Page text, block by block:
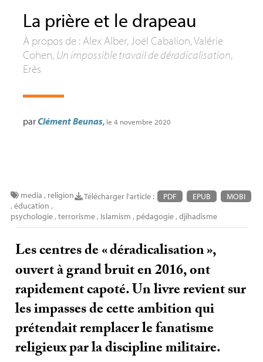
La prière et le drapeau
À propos de : Alex Alber, Joël Cabalion, Valérie
Cohen, Un impossible travail de déradicalisation,
Erès
parClément Beunas, le 4 novembre 2020
Télécharger l'article : PDF EPUB MOBI
media , religion
,éducation ,
psychologie,terrorisme, Islamism , pédagogie,djihadisme
Les centres de «déradicalisation»,
ouvert à grand bruit en 2016, ont
rapidement capoté. Un livre revient sur
les impasses de cette ambition qui
prétendait remplacer le fanatisme
religieux par la discipline militaire.